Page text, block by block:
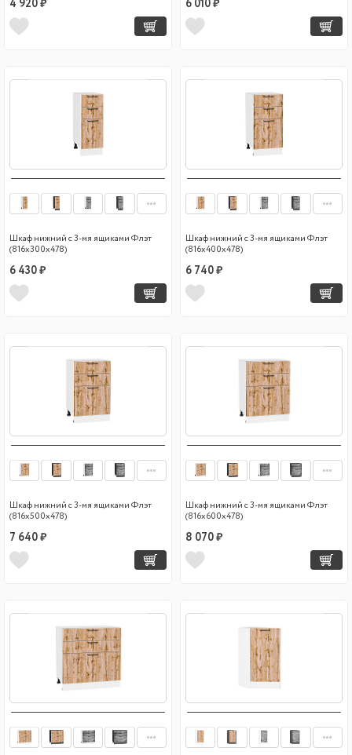
4 920 ₽ 6 010 ₽
Шкаф нижний с 3-мя ящиками Флэт
(816х300х478)
6 430 ₽
Шкаф нижний с 3-мя ящиками Флэт
(816х400х478)
6 740 ₽
Шкаф нижний с 3-мя ящиками Флэт
(816х500х478)
7 640 ₽
Шкаф нижний с 3-мя ящиками Флэт
(816х600х478)
8 070 ₽